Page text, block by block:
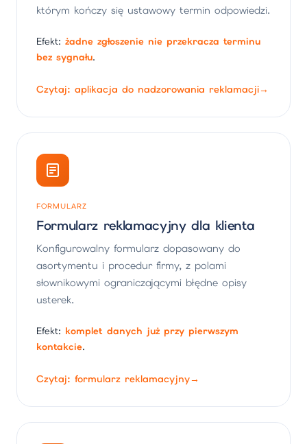
którym kończy się ustawowy termin odpowiedzi.
Efekt: żadne zgłoszenie nie przekracza terminu
bez sygnału.
Czytaj: aplikacja do nadzorowania reklamacji→
FORMULARZ
Formularz reklamacyjny dla klienta
Konfigurowalny formularz dopasowany do
asortymentu i procedur firmy, z polami
słownikowymi ograniczającymi błędne opisy
usterek.
Efekt: komplet danych już przy pierwszym
kontakcie.
Czytaj: formularz reklamacyjny→